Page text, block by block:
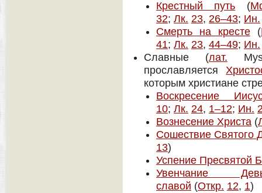
Крестный путь (
32; Лк. 23, 26–43; Ин.
Смерть на кресте(
41; Лк. 23, 44–49; Ин.
Славные (лат.
прославляется
которым христиане
Воскресение
10; Лк. 24, 1–12; Ин.
Вознесение Христа (
Сошествие Святого
13)
Успение Пресвятой
Увенчание
славой (Откр. 12, 1)